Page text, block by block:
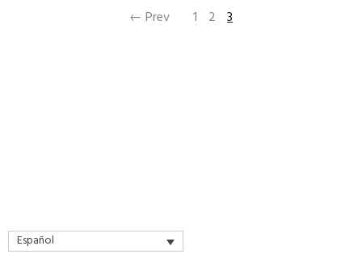
← Prev 1 2 3
Español